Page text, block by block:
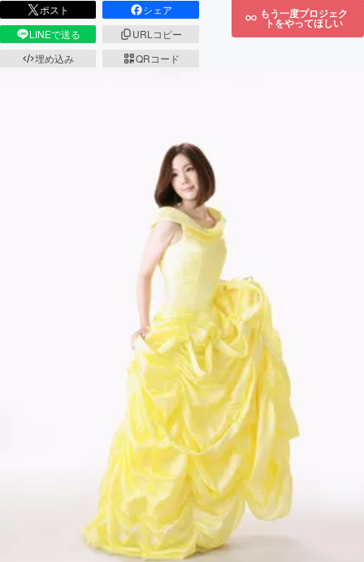
ポスト
シェア
LINEで送る
URLコピー
埋め込み
QRコード
もう一度プロジェク
トをやってほしい